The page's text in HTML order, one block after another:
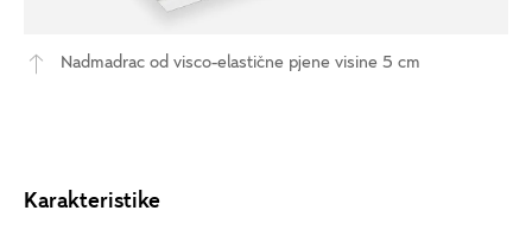
Nadmadrac od visco-elastične pjene visine 5 cm
Karakteristike